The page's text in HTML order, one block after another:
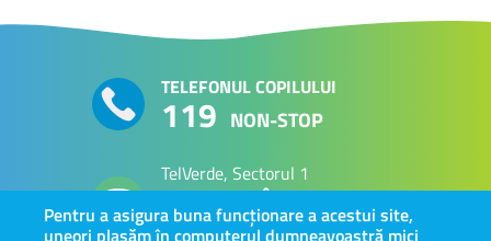
Pentru a asigura buna funcționare a acestui site,
uneori plasăm în computerul dumneavoastră mici
TELEFONUL COPILULUI
119 NON-STOP
TelVerde, Sectorul 1
PERSOANE VÂRSTNICE
0800 800 063